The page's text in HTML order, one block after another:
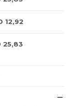
12,92
25,83
con
Pago
con
Pago
con
Pago